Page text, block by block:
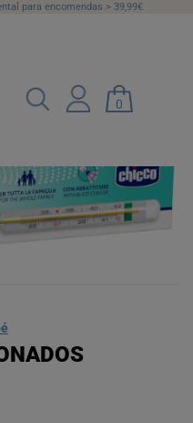
para encomendas > 39,99€
0
Vidro